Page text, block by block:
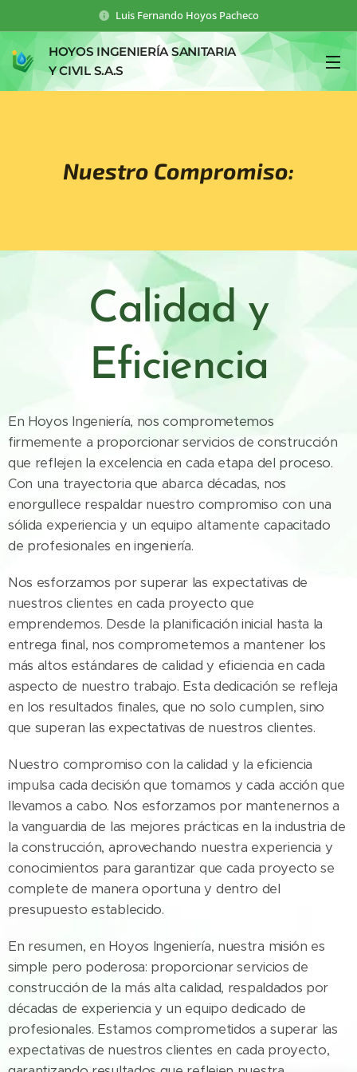
Luis Fernando Hoyos Pacheco
HOYOS INGENIERÍA SANITARIA
Y CIVIL S.A.S
Nuestro Compromiso:
Calidad y
Eficiencia
En Hoyos Ingeniería, nos comprometemos
firmemente a proporcionar servicios de construcción
que reflejen la excelencia en cada etapa del proceso.
Con una trayectoria que abarca décadas, nos
enorgullece respaldar nuestro compromiso con una
sólida experiencia y un equipo altamente capacitado
de profesionales en ingeniería.
Nos esforzamos por superar las expectativas de
nuestros clientes en cada proyecto que
emprendemos. Desde la planificación inicial hasta la
entrega final, nos comprometemos a mantener los
más altos estándares de calidad y eficiencia en cada
aspecto de nuestro trabajo. Esta dedicación se refleja
en los resultados finales, que no solo cumplen, sino
que superan las expectativas de nuestros clientes.
Nuestro compromiso con la calidad y la eficiencia
impulsa cada decisión que tomamos y cada acción que
llevamos a cabo. Nos esforzamos por mantenernos a
la vanguardia de las mejores prácticas en la industria de
la construcción, aprovechando nuestra experiencia y
conocimientos para garantizar que cada proyecto se
complete de manera oportuna y dentro del
presupuesto establecido.
En resumen, en Hoyos Ingeniería, nuestra misión es
simple pero poderosa: proporcionar servicios de
construcción de la más alta calidad, respaldados por
décadas de experiencia y un equipo dedicado de
profesionales. Estamos comprometidos a superar las
expectativas de nuestros clientes en cada proyecto,